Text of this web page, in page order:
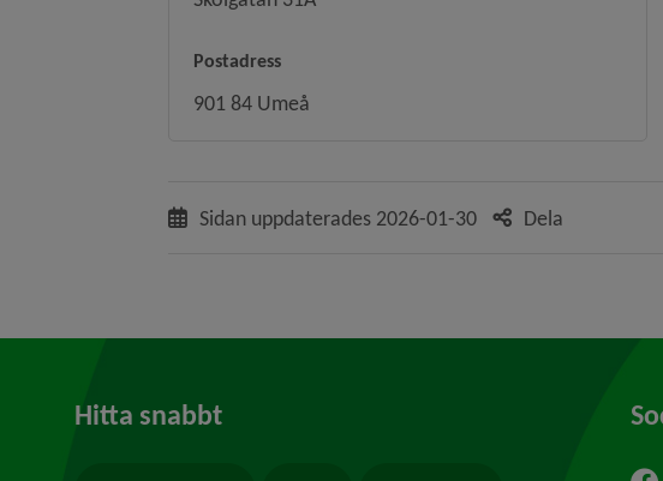
Postadress
901 84 Umeå
Sidan uppdaterades 2026-01-30 Dela
Hitta snabbt